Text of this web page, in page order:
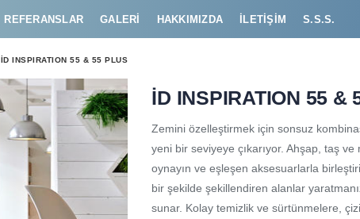
REFERANSLAR GALERI HAKKIMIZDA İLETIŞIM S.S.S.
İD INSPIRATION 55 & 55 PLUS
İD INSPIRATION 55 &
Zemini özelleştirmek için sonsuz
yeni bir seviyeye çıkarıyor. Ahşap, taş ve
oynayın ve eşleşen aksesuarlarla
bir şekilde şekillendiren alanlar
sunar. Kolay temizlik ve sürtünmelere,